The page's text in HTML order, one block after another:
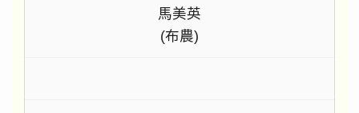
馬美英
(布農)